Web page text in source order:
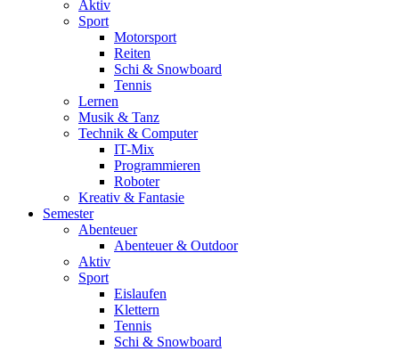
Aktiv
Sport
Motorsport
Reiten
Schi & Snowboard
Tennis
Lernen
Musik & Tanz
Technik & Computer
IT-Mix
Programmieren
Roboter
Kreativ & Fantasie
Semester
Abenteuer
Abenteuer & Outdoor
Aktiv
Sport
Eislaufen
Klettern
Tennis
Schi & Snowboard